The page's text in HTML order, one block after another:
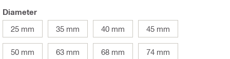
Diameter
25 mm
35 mm 40 mm 45 mm
50 mm 63 mm 68 mm 74 mm